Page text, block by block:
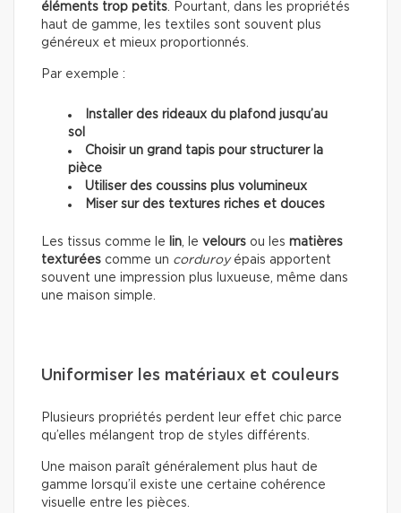
éléments trop petits. Pourtant, dans les propriétés
haut de gamme, les textiles sont souvent plus
généreux et mieux proportionnés.
Par exemple :
Installer des rideaux du plafond jusqu’au
sol
Choisir un grand tapis pour structurer la
pièce
Utiliser des coussins plus volumineux
Miser sur des textures riches et douces
Les tissus comme le lin, le velours ou les matières
texturées comme un corduroyépais apportent
souvent une impression plus luxueuse, même dans
une maison simple.
Uniformiser les matériaux et couleurs
Plusieurs propriétés perdent leur effet chic parce
qu’elles mélangent trop de styles différents.
Une maison paraît généralement plus haut de
gamme lorsqu’il existe une certaine cohérence
visuelle entre les pièces.